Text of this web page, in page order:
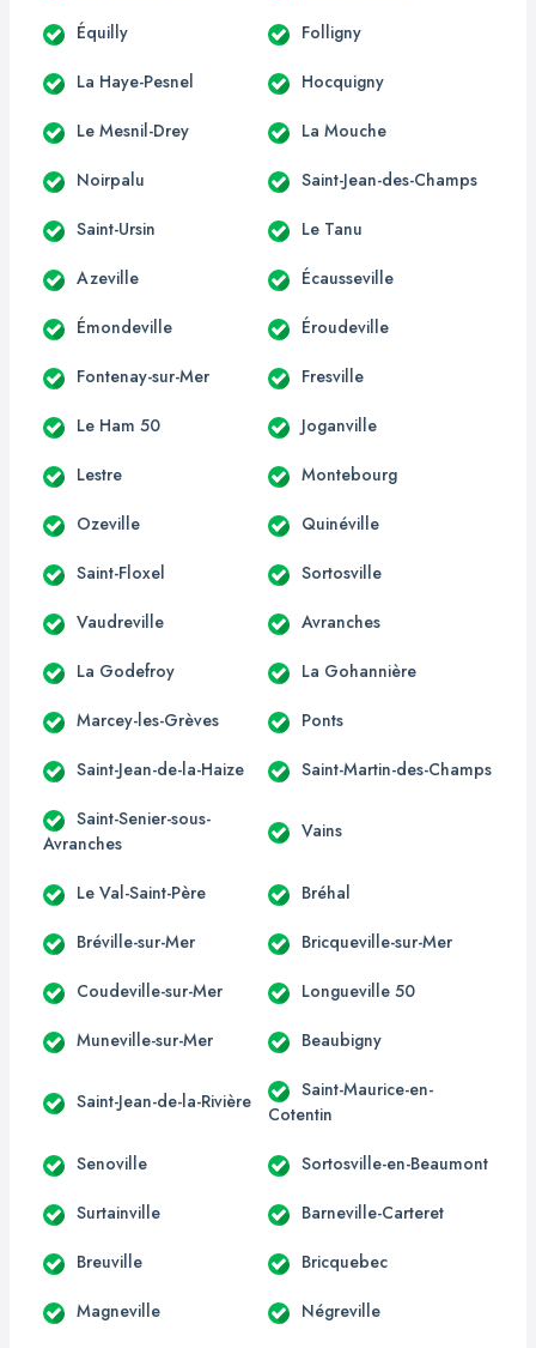
Équilly Folligny
La Haye-Pesnel Hocquigny
Le Mesnil-Drey La Mouche
Noirpalu Saint-Jean-des-Champs
Saint-Ursin Le Tanu
Azeville Écausseville
Émondeville Éroudeville
Fontenay-sur-Mer Fresville
Le Ham 50 Joganville
Lestre Montebourg
Ozeville Quinéville
Saint-Floxel Sortosville
Vaudreville Avranches
La Godefroy La Gohannière
Marcey-les-Grèves Ponts
Saint-Jean-de-la-Haize Saint-Martin-des-Champs
Saint-Senier-sous-
Avranches
Vains
Le Val-Saint-Père Bréhal
Bréville-sur-Mer Bricqueville-sur-Mer
Coudeville-sur-Mer Longueville 50
Muneville-sur-Mer Beaubigny
Saint-Jean-de-la-Rivière
Saint-Maurice-en-
Cotentin
Senoville Sortosville-en-Beaumont
Surtainville Barneville-Carteret
Breuville Bricquebec
Magneville Négreville